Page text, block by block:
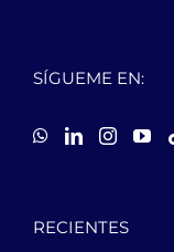
SÍGUEME EN:
RECIENTES